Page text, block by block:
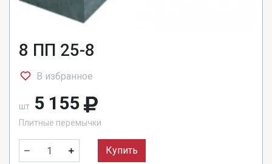
8 ПП 25-8
В избранное
шт 5 155
Плитные перемычки
Купить